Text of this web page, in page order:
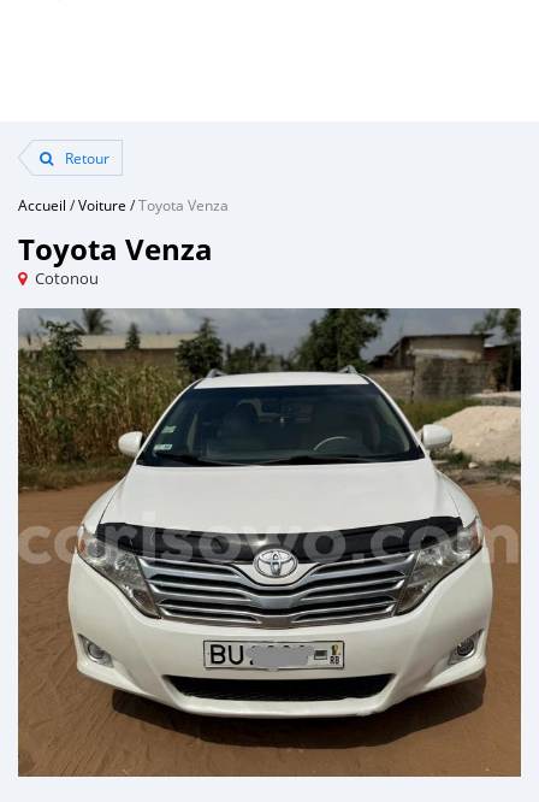
Retour
Accueil /Voiture /Toyota Venza
Toyota Venza
Cotonou